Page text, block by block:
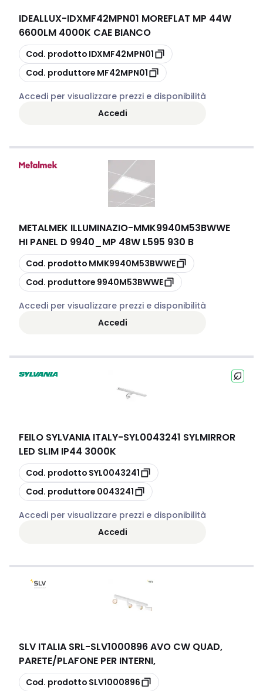
IDEALLUX-IDXMF42MPN01 MOREFLAT MP 44W
6600LM 4000K CAE BIANCO
copia
Cod. prodotto IDXMF42MPN01
copia
Cod. produttore MF42MPN01
Accedi per visualizzare prezzi e disponibilità
Accedi
METALMEK ILLUMINAZIO-MMK9940M53BWWE
HI PANEL D 9940_MP 48W L595 930 B
copia
Cod. prodotto MMK9940M53BWWE
copia
Cod. produttore 9940M53BWWE
Accedi per visualizzare prezzi e disponibilità
Accedi
FEILO SYLVANIA ITALY-SYL0043241 SYLMIRROR
LED SLIM IP44 3000K
copia
Cod. prodotto SYL0043241
copia
Cod. produttore 0043241
Accedi per visualizzare prezzi e disponibilità
Accedi
SLV ITALIA SRL-SLV1000896 AVO CW QUAD,
PARETE/PLAFONE PER INTERNI,
copia
Cod. prodotto SLV1000896